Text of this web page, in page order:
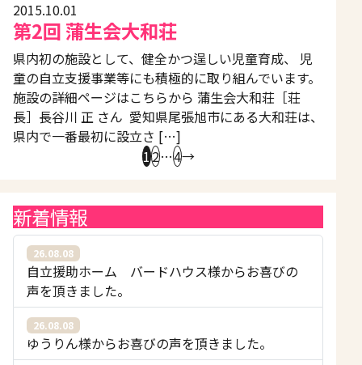
2015.10.01
第2回 蒲生会大和荘
県内初の施設として、健全かつ逞しい児童育成、 児
童の自立支援事業等にも積極的に取り組んでいます。
施設の詳細ページはこちらから 蒲生会大和荘［荘
長］長谷川 正 さん 愛知県尾張旭市にある大和荘は、
県内で一番最初に設立さ […]
12…4→
新着情報
26.08.08
自立援助ホーム バードハウス様からお喜びの
声を頂きました。
26.08.08
ゆうりん様からお喜びの声を頂きました。